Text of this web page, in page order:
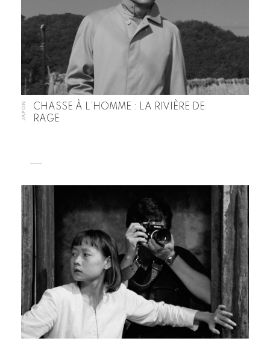
JAPON
CHASSE À L’HOMME : LA RIVIÈRE DE
RAGE